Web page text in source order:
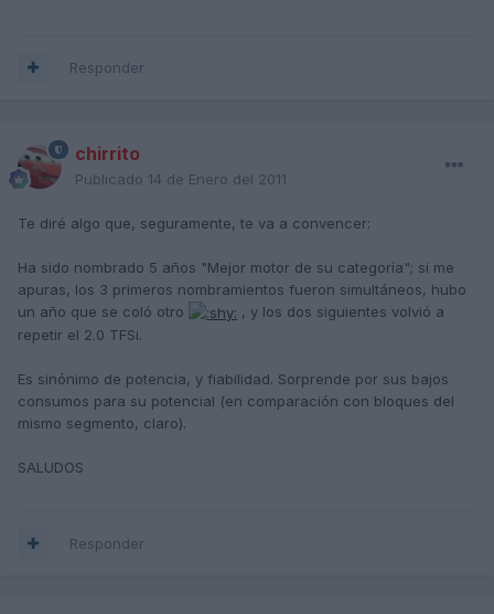
Responder
chirrito
Publicado 14 de Enero del 2011
Te diré algo que, seguramente, te va a convencer:
Ha sido nombrado 5 años "Mejor motor de su categoría"; si me
apuras, los 3 primeros nombramientos fueron simultáneos, hubo
un año que se coló otro
, y los dos siguientes volvió a
repetir el 2.0 TFSi.
Es sinónimo de potencia, y fiabilidad. Sorprende por sus bajos
consumos para su potencial (en comparación con bloques del
mismo segmento, claro).
SALUDOS
Responder